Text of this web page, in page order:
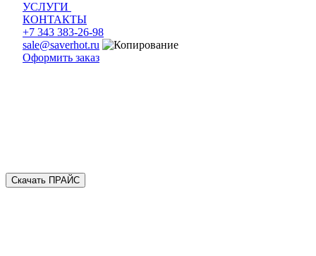
УСЛУГИ
КОНТАКТЫ
+7 343 383-26-98
sale@saverhot.ru
Оформить заказ
Скачать ПРАЙС